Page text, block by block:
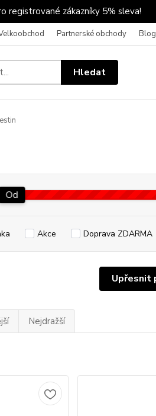
registrované zákazníky 5% sleva!
Partnerské obchody Blog
Hledat
Upřesnit
Od
Akce Doprava ZDARMA
Nejdražší